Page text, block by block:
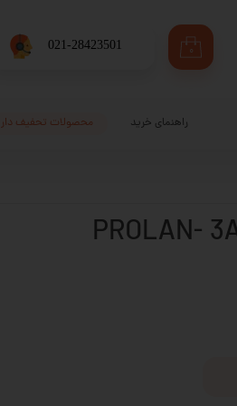
​021-28423501 ۰
محصولات تحفیف دار راهنمای خرید